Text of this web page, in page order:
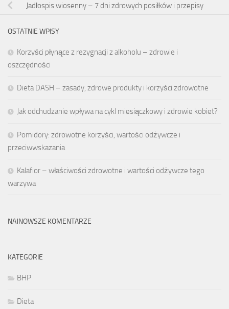
Jadłospis wiosenny – 7 dni zdrowych posiłków i przepisy
OSTATNIE WPISY
Korzyści płynące z rezygnacji z alkoholu – zdrowie i
oszczędności
Dieta DASH – zasady, zdrowe produkty i korzyści zdrowotne
Jak odchudzanie wpływa na cykl miesiączkowy i zdrowie kobiet?
Pomidory: zdrowotne korzyści, wartości odżywcze i
przeciwwskazania
Kalafior – właściwości zdrowotne i wartości odżywcze tego
warzywa
NAJNOWSZE KOMENTARZE
KATEGORIE
BHP
Dieta